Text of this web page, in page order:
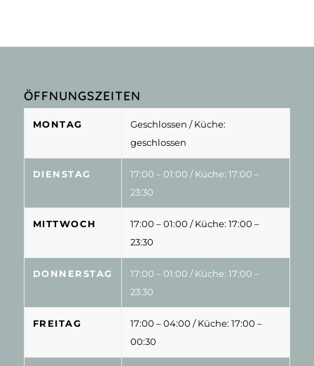
ÖFFNUNGSZEITEN
MONTAG Geschlossen / Küche:
geschlossen
DIENSTAG 17:00 – 01:00 / Küche: 17:00 –
23:30
MITTWOCH 17:00 – 01:00 / Küche: 17:00 –
23:30
DONNERSTAG 17:00 – 01:00 / Küche: 17:00 –
23:30
FREITAG 17:00 – 04:00 / Küche: 17:00 –
00:30